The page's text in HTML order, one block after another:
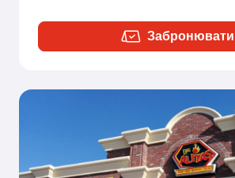
Забронювати